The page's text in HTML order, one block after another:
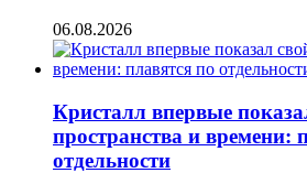
06.08.2026
Кристалл впервые
пространства и времени:
отдельности